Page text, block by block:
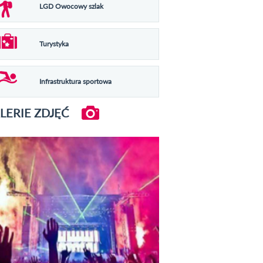
LGD Owocowy szlak
Turystyka
Infrastruktura sportowa
ZDJĘĆ